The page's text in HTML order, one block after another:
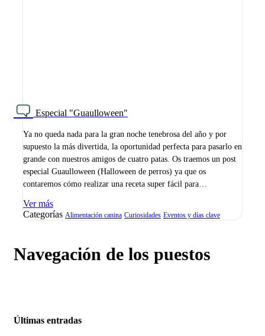
Especial "Guaulloween"
Ya no queda nada para la gran noche tenebrosa del año y por
supuesto la más divertida, la oportunidad perfecta para pasarlo en
grande con nuestros amigos de cuatro patas. Os traemos un post
especial Guaulloween (Halloween de perros) ya que os
contaremos cómo realizar una receta super fácil para…
Ver más
Categorías Alimentación canina Curiosidades Eventos y días clave
Navegación de los puestos
Últimas entradas